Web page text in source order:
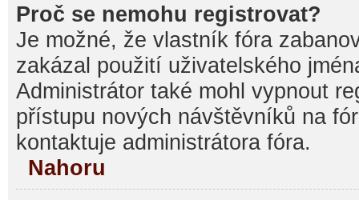
Proč se nemohu registrovat?
Je možné, že vlastník fóra
zakázal použití uživatelského
Administrátor také mohl vypnout
přístupu nových návštěvníků na
kontaktuje administrátora fóra.
Nahoru